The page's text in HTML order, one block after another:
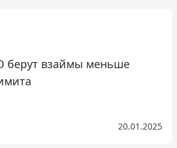
взаймы меньше
20.01.2025